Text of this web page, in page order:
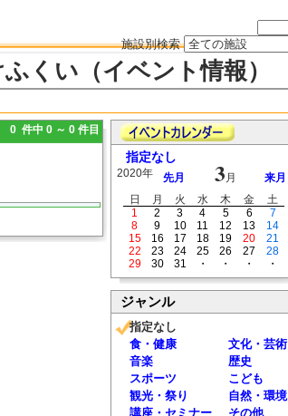
施設別検索
くい（イベント情報）
0 件中 0 ～ 0 件目
指定なし
2020年 先月 3 月
来月
日
月 火 水 木 金
土
1
2 3 4 5 6
7
8
9 10 11 12 13
14
15
16 17 18 19 20
21
22
23 24 25 26 27
28
29
30 31 ・ ・ ・ ・
ジャンル
指定なし
食・健康
文化・芸術
音楽
歴史
スポーツ
こども
観光・祭り
自然・環境
講座・セミナー
その他